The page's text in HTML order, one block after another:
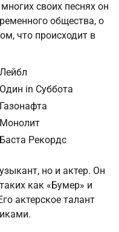
своих песнях он
общества, о
что происходит в
Лейбл
Один in Cуббота
Газонафта
Монолит
Баста Рекордс
но и актер. Он
как «Бумер» и
актерское талант